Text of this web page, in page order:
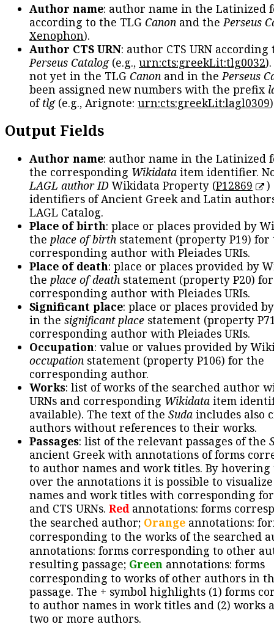
Author name: author name in the Latinized
according to the TLG Canon and thePerseus
Xenophon).
Author CTS URN: author CTS URN according
Perseus Catalog(e.g., urn:cts:greekLit:tlg0032
not yet in the TLG Canon and in thePerseus
been assigned new numbers with the prefix
oftlg(e.g., Arignote: urn:cts:greekLit:lagl0309
Output Fields
Author name: author name in the Latinized
the corresponding Wikidata item identifier.
LAGL author IDWikidata Property (P12869
)
identifiers of Ancient Greek and Latin
LAGL Catalog.
Place of birth: place or places provided by
the place of birth statement (property P19) for
corresponding author with Pleiades URIs.
Place of death: place or places provided by
the place of death statement (property P20)
corresponding author with Pleiades URIs.
Significant place: place or places provided
in the significant place statement (property
corresponding author with Pleiades URIs.
Occupation: value or values provided by
occupation statement (property P106) for the
corresponding author.
Works: list of works of the searched author
URNs and corresponding Wikidata item
available). The text of the Suda includes also
authors without references to their works.
Passages: list of the relevant passages of the
ancient Greek with annotations of forms
to author names and work titles. By hovering
over the annotations it is possible to
names and work titles with corresponding
and CTS URNs. Redannotations: forms
the searched author; Orange annotations:
corresponding to the works of the searched
annotations: forms corresponding to other
resulting passage; Green annotations: forms
corresponding to works of other authors in
passage. The + symbol highlights (1) forms
to author names in work titles and (2) works
two or more authors.